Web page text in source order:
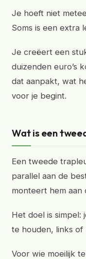
Je hoeft niet
Soms is een extra
Je creëert een
duizenden euro’s
dat aanpakt, wat
voor je begint.
Wat is een
Een tweede
parallel aan de
monteert hem aan
Het doel is simpel:
te houden, links of
Voor wie moeilijk